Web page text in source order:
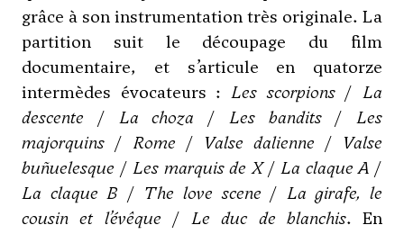
grâce à son instrumentation très originale. La
partition suit le découpage du film
documentaire, et s’articule en quatorze
intermèdes évocateurs : Les scorpions/La
descente / La choza / Les bandits/ Les
majorquins / Rome / Valse dalienne / Valse
buñuelesque /Les marquis de X/La claque A /
La claque B / The love scene / La girafe, le
cousin et l’évêque / Le duc de blanchis. En